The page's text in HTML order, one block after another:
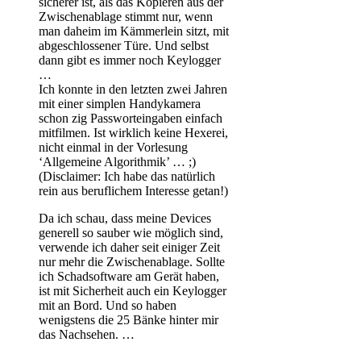
Zwischenablage stimmt nur, wenn
man daheim im Kämmerlein sitzt, mit
abgeschlossener Türe. Und selbst
dann gibt es immer noch Keylogger
…
Ich konnte in den letzten zwei Jahren
mit einer simplen Handykamera
schon zig Passworteingaben einfach
mitfilmen. Ist wirklich keine Hexerei,
nicht einmal in der Vorlesung
‘Allgemeine Algorithmik’ … ;)
(Disclaimer: Ich habe das natürlich
rein aus beruflichem Interesse getan!)
Da ich schau, dass meine Devices
generell so sauber wie möglich sind,
verwende ich daher seit einiger Zeit
nur mehr die Zwischenablage. Sollte
ich Schadsoftware am Gerät haben,
ist mit Sicherheit auch ein Keylogger
mit an Bord. Und so haben
wenigstens die 25 Bänke hinter mir
das Nachsehen. …